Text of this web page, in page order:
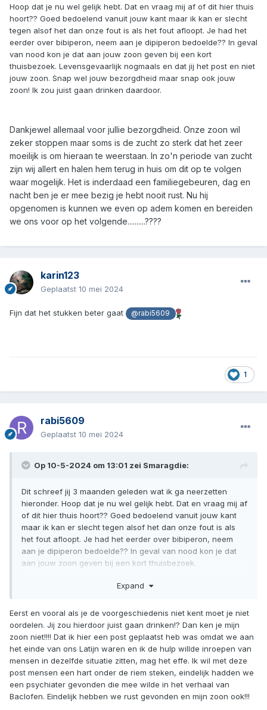
Hoop dat je nu wel gelijk hebt. Dat en vraag mij af of dit hier thuis
hoort?? Goed bedoelend vanuit jouw kant maar ik kan er slecht
tegen alsof het dan onze fout is als het fout afloopt. Je had het
eerder over bibiperon, neem aan je dipiperon bedoelde?? In geval
van nood kon je dat aan jouw zoon geven bij een kort
thuisbezoek. Levensgevaarlijk nogmaals en dat jij het post en niet
jouw zoon. Snap wel jouw bezorgdheid maar snap ook jouw
zoon! Ik zou juist gaan drinken daardoor.
Dankjewel allemaal voor jullie bezorgdheid. Onze zoon wil
zeker stoppen maar soms is de zucht zo sterk dat het zeer
moeilijk is om hieraan te weerstaan. In zo'n periode van zucht
zijn wij allert en halen hem terug in huis om dit op te volgen
waar mogelijk. Het is inderdaad een familiegebeuren, dag en
nacht ben je er mee bezig je hebt nooit rust. Nu hij
opgenomen is kunnen we even op adem komen en bereiden
we ons voor op het volgende..........????
karin123
Geplaatst 10 mei 2024
Fijn dat het stukken beter gaat @rabi5609
1
rabi5609
Geplaatst 10 mei 2024
Op 10-5-2024 om 13:01 zei Smaragdie:
Dit schreef jij 3 maanden geleden wat ik ga neerzetten
hieronder. Hoop dat je nu wel gelijk hebt. Dat en vraag mij af
of dit hier thuis hoort?? Goed bedoelend vanuit jouw kant
maar ik kan er slecht tegen alsof het dan onze fout is als
het fout afloopt. Je had het eerder over bibiperon, neem
aan je dipiperon bedoelde?? In geval van nood kon je dat
aan jouw zoon geven bij een kort thuisbezoek.
zoon. Snap wel jouw bezorgdheid maar snap ook jouw
Dankjewel allemaal voor jullie bezorgdheid. Onze zoon
wil zeker stoppen maar soms is de zucht zo sterk dat het
zeer moeilijk is om hieraan te weerstaan. In zo'n periode
van zucht zijn wij allert en halen hem terug in huis om dit
op te volgen waar mogelijk. Het is inderdaad een
familiegebeuren, dag en nacht ben je er mee bezig je
Expand
Eerst en vooral als je de voorgeschiedenis niet kent moet je niet
oordelen. Jij zou hierdoor juist gaan drinken!? Dan ken je mijn
zoon niet!!!! Dat ik hier een post geplaatst heb was omdat we aan
het einde van ons Latijn waren en ik de hulp willde inroepen van
mensen in dezelfde situatie zitten, mag het effe. Ik wil met deze
post mensen een hart onder de riem steken, eindelijk hadden we
een psychiater gevonden die mee wilde in het verhaal van
Baclofen. Eindelijk hebben we rust gevonden en mijn zoon ook!!!